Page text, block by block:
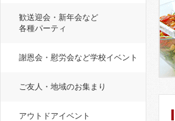
歓送迎会・新年会など
各種パーティ
謝恩会・慰労会など学校イベント
ご友人・地域のお集まり
アウトドアイベント